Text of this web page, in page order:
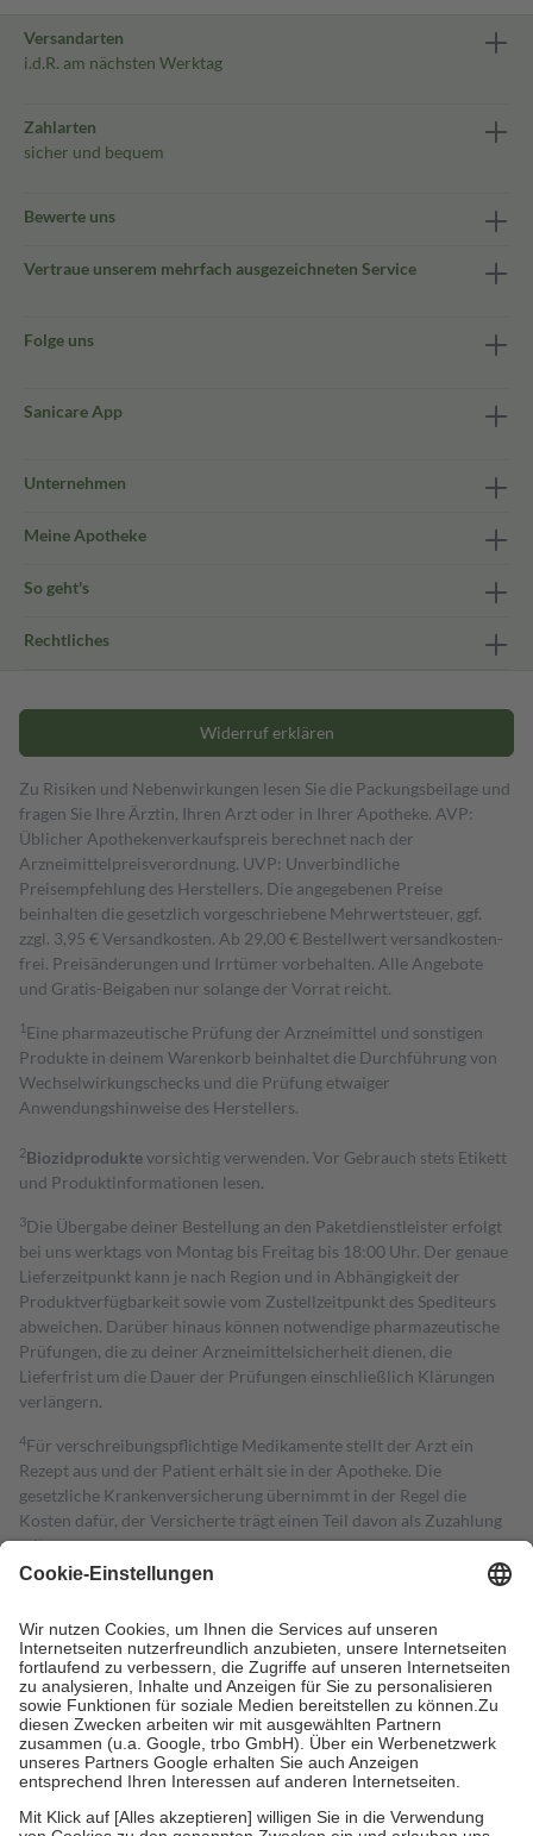
Versandarten
i.d.R. am nächsten Werktag
Zahlarten
sicher und bequem
Bewerte uns
Vertraue unserem mehrfach ausgezeichneten Service
Folge uns
Sanicare App
Unternehmen
Meine Apotheke
So geht's
Rechtliches
Widerruf erklären
Zu Risiken und Nebenwirkungen lesen Sie die Packungsbeilage und
fragen Sie Ihre Ärztin, Ihren Arzt oder in Ihrer Apotheke. AVP:
Üblicher Apothekenverkaufspreis berechnet nach der
Arzneimittelpreisverordnung. UVP: Unverbindliche
Preisempfehlung des Herstellers. Die angegebenen Preise
beinhalten die gesetzlich vorgeschriebene Mehrwertsteuer, ggf.
zzgl. 3,95 € Versandkosten. Ab 29,00 € Bestell­wert versand­kosten­
frei. Preisänderungen und Irrtümer vorbehalten. Alle Angebote
und Gratis-Beigaben nur solange der Vorrat reicht.
1 Eine pharmazeutische Prüfung der Arzneimittel und sonstigen
Produkte in deinem Warenkorb beinhaltet die Durchführung von
Wechselwirkungschecks und die Prüfung etwaiger
Anwendungshinweise des Herstellers.
2Biozidproduktevorsichtig verwenden. Vor Gebrauch stets Etikett
und Produktinformationen lesen.
3Die Übergabe deiner Bestellung an den Paketdienstleister erfolgt
bei uns werktags von Montag bis Freitag bis 18:00 Uhr. Der genaue
Lieferzeitpunkt kann je nach Region und in Abhängigkeit der
Produktverfügbarkeit sowie vom Zustellzeitpunkt des Spediteurs
abweichen. Darüber hinaus können notwendige pharmazeutische
Prüfungen, die zu deiner Arzneimittelsicherheit dienen, die
Lieferfrist um die Dauer der Prüfungen einschließlich Klärungen
verlängern.
4Für verschreibungspflichtige Medikamente stellt der Arzt ein
Rezept aus und der Patient erhält sie in der Apotheke. Die
gesetzliche Krankenversicherung übernimmt in der Regel die
Kosten dafür, der Versicherte trägt einen Teil davon als Zuzahlung
mit.
Grundsätzlich leisten Mitglieder Zuzahlungen in Höhe von zehn
höchstens zehn Euro.
Es sind jedoch nie mehr als die tatsächlichen
Kosten der Leistung zu entrichten.
Diese Regeln gelten grundsätzlich auch für Online-Apotheken.
Bei Heilmitteln und häuslicher Krankenpflege beträgt die
Zuzahlung zehn Prozent der Kosten sowie zehn Euro je
Verordnung.
Um das Engagement der Versicherten für ihre eigene Gesundheit zu
stärken und die besondere Stellung der Familie zu unterstützen,
fallenkeine Zuzahlungenan bei: